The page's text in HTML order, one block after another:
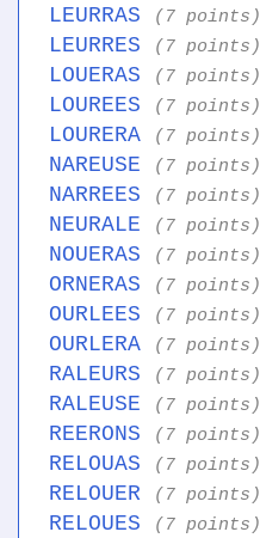
LEURRAS (7 points)
LEURRES (7 points)
LOUERAS (7 points)
LOUREES (7 points)
LOURERA (7 points)
NAREUSE (7 points)
NARREES (7 points)
NEURALE (7 points)
NOUERAS (7 points)
ORNERAS (7 points)
OURLEES (7 points)
OURLERA (7 points)
RALEURS (7 points)
RALEUSE (7 points)
REERONS (7 points)
RELOUAS (7 points)
RELOUER (7 points)
RELOUES (7 points)